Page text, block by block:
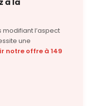
modifiant l’aspect
une
notre offre à 149